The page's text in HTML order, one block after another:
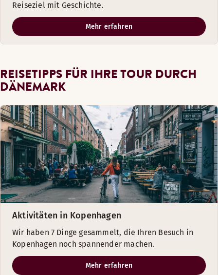
Reiseziel mit Geschichte.
Mehr erfahren
REISETIPPS FÜR IHRE TOUR DURCH
DÄNEMARK
Aktivitäten in Kopenhagen
Wir haben 7 Dinge gesammelt, die Ihren Besuch in
Kopenhagen noch spannender machen.
Mehr erfahren